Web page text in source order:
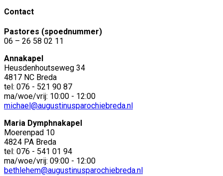
Contact
Pastores (spoednummer)
06 – 26 58 02 11
Annakapel
Heusdenhoutseweg 34
4817 NC Breda
tel: 076 - 521 90 87
ma/woe/vrij: 10:00 - 12:00
michael@augustinusparochiebreda.nl
Maria Dymphnakapel
Moerenpad 10
4824 PA Breda
tel: 076 - 541 01 94
ma/woe/vrij: 09:00 - 12:00
bethlehem@augustinusparochiebreda.nl